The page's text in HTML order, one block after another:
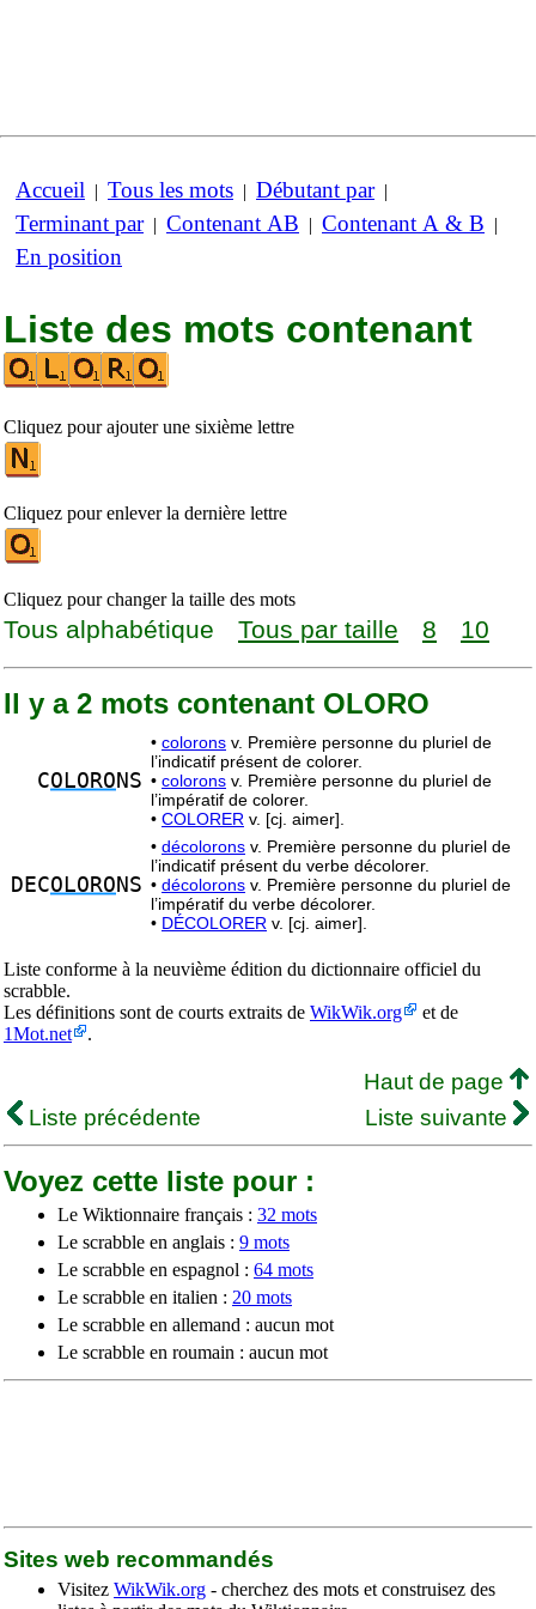
Accueil | Tous les mots | Débutant par|
Terminant par| Contenant AB | Contenant A & B |
En position
Liste des mots contenant
Cliquez pour ajouter une sixième lettre
Cliquez pour enlever la dernière lettre
Cliquez pour changer la taille des mots
Tous alphabétique Tous par taille 8 10
Il y a 2 mots contenant OLORO
COLORO NS
• colorons v. Première personne du pluriel de
l’indicatif présent de colorer.
• colorons v. Première personne du pluriel de
l’impératif de colorer.
• COLORER v. [cj. aimer].
DECOLORO NS
• décolorons v. Première personne du pluriel de
l’indicatif présent du verbe décolorer.
• décolorons v. Première personne du pluriel de
l’impératif du verbe décolorer.
• DÉCOLORER v. [cj. aimer].
Liste conforme à la neuvième édition du dictionnaire officiel du
scrabble.
Les définitions sont de courts extraits de WikWik.org
et de
1Mot.net
.
Haut de page
Liste précédente
Liste suivante
Voyez cette liste pour :
Le Wiktionnaire français : 32 mots
Le scrabble en anglais : 9 mots
Le scrabble en espagnol : 64 mots
Le scrabble en italien : 20 mots
Le scrabble en allemand : aucun mot
Le scrabble en roumain : aucun mot
Sites web recommandés
Visitez WikWik.org - cherchez des mots et construisez des